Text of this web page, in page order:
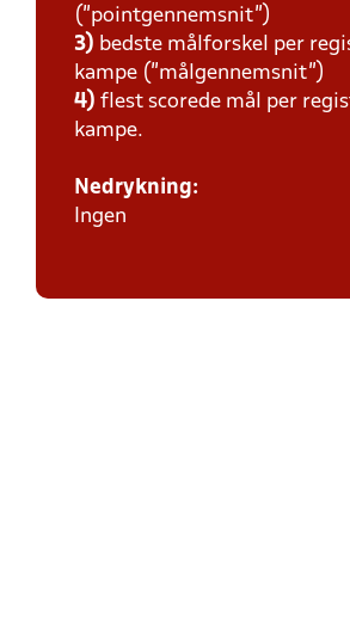
(”pointgennemsnit”)
3) bedste målforskel per
kampe (”målgennemsnit”)
4) flest scorede mål per
kampe.
Nedrykning:
Ingen